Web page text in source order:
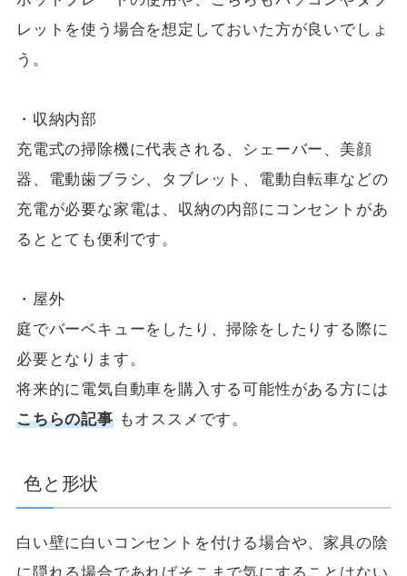
レットを使う場合を想定しておいた方が良いでしょ
う。
・収納内部
充電式の掃除機に代表される、シェーバー、美顔
器、電動歯ブラシ、タブレット、電動自転車などの
充電が必要な家電は、収納の内部にコンセントがあ
るととても便利です。
・屋外
庭でバーベキューをしたり、掃除をしたりする際に
必要となります。
将来的に電気自動車を購入する可能性がある方には
こちらの記事もオススメです。
色と形状
白い壁に白いコンセントを付ける場合や、家具の陰
に隠れる場合であればそこまで気にすることはない